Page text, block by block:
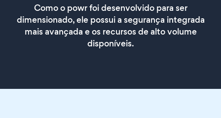
Como o powr foi desenvolvido para ser
dimensionado, ele possui a segurança integrada
mais avançada e os recursos de alto volume
disponíveis.